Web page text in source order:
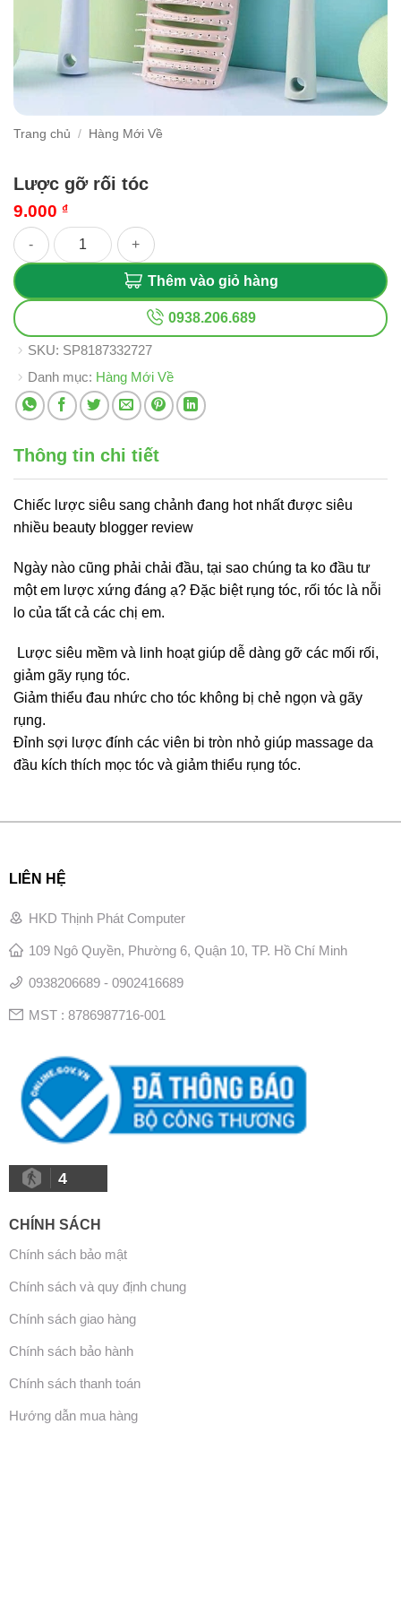
Trang chủ / Hàng Mới Về
Lược gỡ rối tóc
9.000 ₫
Lược gỡ rối tóc số lượng
Thêm vào giỏ hàng
0938.206.689
SKU: SP8187332727
Danh mục: Hàng Mới Về
Thông tin chi tiết
Chiếc lược siêu sang chảnh đang hot nhất được siêu
nhiều beauty blogger review
Ngày nào cũng phải chải đầu, tại sao chúng ta ko đầu tư
một em lược xứng đáng ạ? Đặc biệt rụng tóc, rối tóc là nỗi
lo của tất cả các chị em.
Lược siêu mềm và linh hoạt giúp dễ dàng gỡ các mối rối,
giảm gãy rụng tóc.
Giảm thiểu đau nhức cho tóc không bị chẻ ngọn và gãy
rụng.
Đỉnh sợi lược đính các viên bi tròn nhỏ giúp massage da
đầu kích thích mọc tóc và giảm thiểu rụng tóc.
LIÊN HỆ
HKD Thịnh Phát Computer
109 Ngô Quyền, Phường 6, Quận 10, TP. Hồ Chí Minh
0938206689 - 0902416689
MST : 8786987716-001
4
CHÍNH SÁCH
Chính sách bảo mật
Chính sách và quy định chung
Chính sách giao hàng
Chính sách bảo hành
Chính sách thanh toán
Hướng dẫn mua hàng